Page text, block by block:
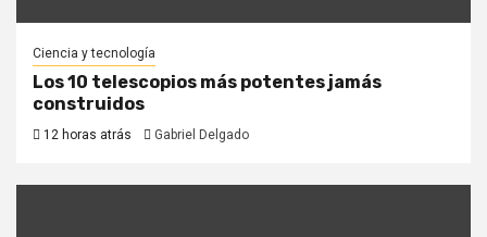
Ciencia y tecnología
Los 10 telescopios más potentes jamás
construidos
12 horas atrás Gabriel Delgado